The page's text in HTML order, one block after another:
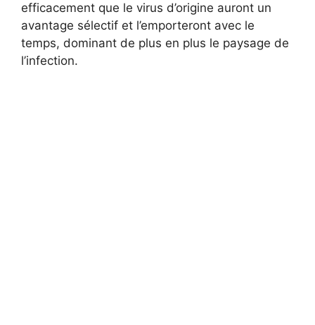
efficacement que le virus d’origine auront un
avantage sélectif et l’emporteront avec le
temps, dominant de plus en plus le paysage de
l’infection.